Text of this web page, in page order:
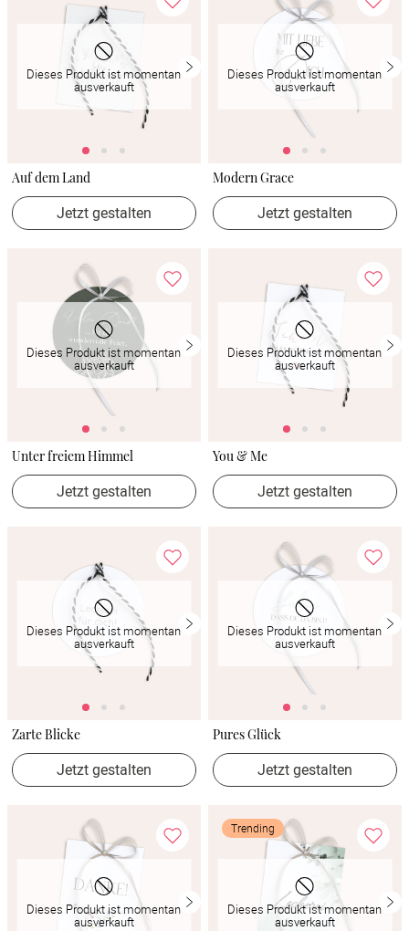
Dieses Produkt ist momentan
ausverkauft
Auf dem Land
Jetzt gestalten
Dieses Produkt ist momentan
ausverkauft
Modern Grace
Jetzt gestalten
Dieses Produkt ist momentan
ausverkauft
Unter freiem Himmel
Jetzt gestalten
Dieses Produkt ist momentan
ausverkauft
You & Me
Jetzt gestalten
Dieses Produkt ist momentan
ausverkauft
Zarte Blicke
Jetzt gestalten
Dieses Produkt ist momentan
ausverkauft
Pures Glück
Jetzt gestalten
Dieses Produkt ist momentan
ausverkauft
Dieses Produkt ist momentan
ausverkauft
Trending